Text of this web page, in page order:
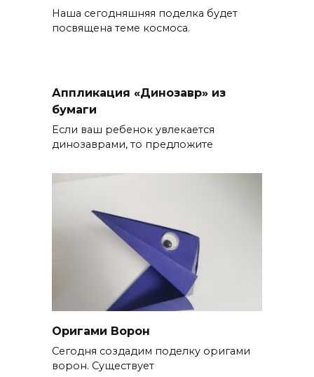
Наша сегодняшняя поделка будет
посвящена теме космоса.
Аппликация «Динозавр» из
бумаги
Если ваш ребенок увлекается
динозаврами, то предложите
Оригами Ворон
Сегодня создадим поделку оригами
ворон. Существует